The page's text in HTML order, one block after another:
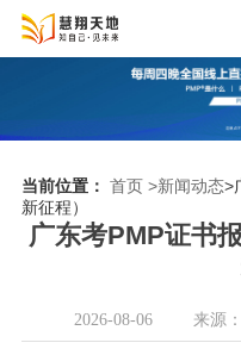
当前位置： 首页 >新闻动态>
新征程）
广东考PMP证书
2026-08-06 来源